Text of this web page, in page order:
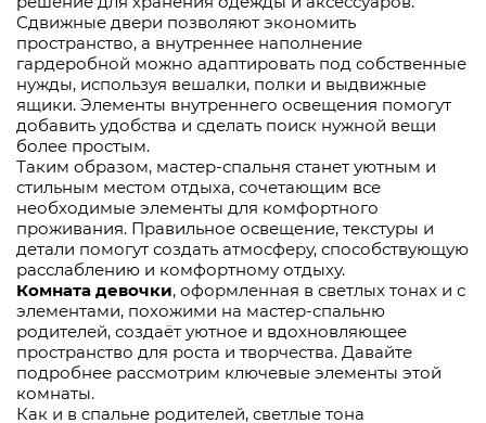
Сдвижные двери позволяют экономить
пространство, а внутреннее наполнение
гардеробной можно адаптировать под собственные
нужды, используя вешалки, полки и выдвижные
ящики. Элементы внутреннего освещения помогут
добавить удобства и сделать поиск нужной вещи
более простым.
Таким образом, мастер-спальня станет уютным и
стильным местом отдыха, сочетающим все
необходимые элементы для комфортного
проживания. Правильное освещение, текстуры и
детали помогут создать атмосферу, способствующую
расслаблению и комфортному отдыху.
Комната девочки, оформленная в светлых тонах и с
элементами, похожими на мастер-спальню
родителей, создаёт уютное и вдохновляющее
пространство для роста и творчества. Давайте
подробнее рассмотрим ключевые элементы этой
комнаты.
Как и в спальне родителей, светлые тона